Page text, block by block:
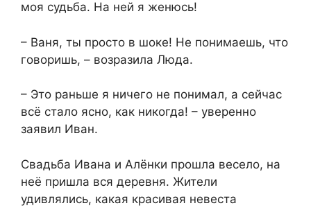
моя судьба. На ней я женюсь!
– Ваня, ты просто в шоке! Не понимаешь, что
говоришь, – возразила Люда.
– Это раньше я ничего не понимал, а сейчас
всё стало ясно, как никогда! – уверенно
заявил Иван.
Свадьба Ивана и Алёнки прошла весело, на
неё пришла вся деревня. Жители
удивлялись, какая красивая невеста